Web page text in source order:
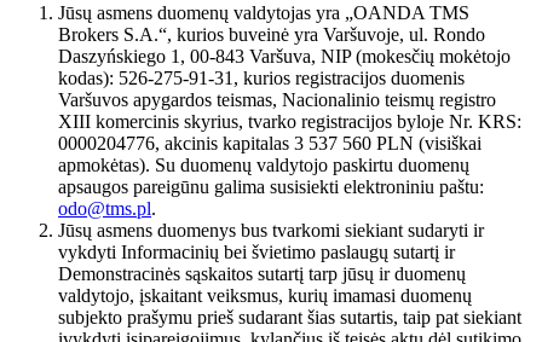
Jūsų asmens duomenų valdytojas yra „OANDA TMS
Brokers S.A.“, kurios buveinė yra Varšuvoje, ul. Rondo
Daszyńskiego 1, 00-843 Varšuva, NIP (mokesčių mokėtojo
kodas): 526-275-91-31, kurios registracijos duomenis
Varšuvos apygardos teismas, Nacionalinio teismų registro
XIII komercinis skyrius, tvarko registracijos byloje Nr. KRS:
0000204776, akcinis kapitalas 3 537 560 PLN (visiškai
apmokėtas). Su duomenų valdytojo paskirtu duomenų
apsaugos pareigūnu galima susisiekti elektroniniu paštu:
odo@tms.pl.
Jūsų asmens duomenys bus tvarkomi siekiant sudaryti ir
vykdyti Informacinių bei švietimo paslaugų sutartį ir
Demonstracinės sąskaitos sutartį tarp jūsų ir duomenų
valdytojo, įskaitant veiksmus, kurių imamasi duomenų
subjekto prašymu prieš sudarant šias sutartis, taip pat siekiant